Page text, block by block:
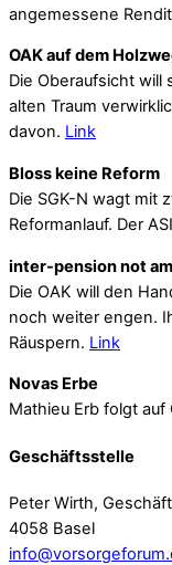
angemessene
OAK auf dem
Die Oberaufsicht will
alten Traum
davon. Link
Bloss keine Reform
Die SGK-N wagt mit
Reformanlauf. Der
inter-pension not
Die OAK will den
noch weiter engen.
Räuspern. Link
Novas Erbe
Mathieu Erb folgt auf
Geschäftsstelle
Peter Wirth,
4058 Basel